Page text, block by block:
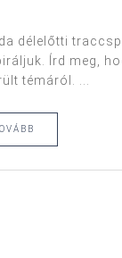
délelőtti
Írd meg,
témáról. ...